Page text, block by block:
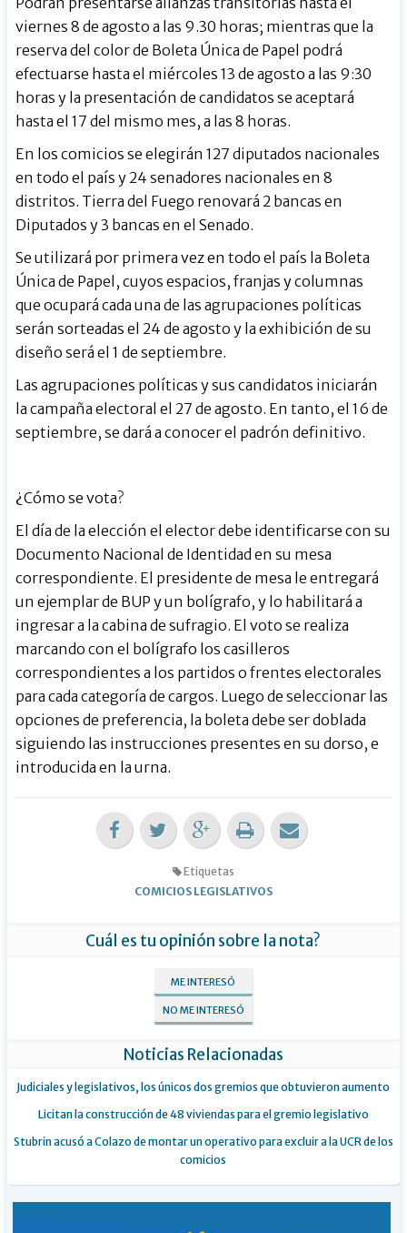
viernes 8 de agosto a las 9.30 horas; mientras que la
reserva del color de Boleta Única de Papel podrá
efectuarse hasta el miércoles 13 de agosto a las 9:30
horas y la presentación de candidatos se aceptará
hasta el 17 del mismo mes, a las 8 horas.
En los comicios se elegirán 127 diputados nacionales
en todo el país y 24 senadores nacionales en 8
distritos. Tierra del Fuego renovará 2 bancas en
Diputados y 3 bancas en el Senado.
Se utilizará por primera vez en todo el país la Boleta
Única de Papel, cuyos espacios, franjas y columnas
que ocupará cada una de las agrupaciones políticas
serán sorteadas el 24 de agosto y la exhibición de su
diseño será el 1 de septiembre.
Las agrupaciones políticas y sus candidatos iniciarán
la campaña electoral el 27 de agosto. En tanto, el 16 de
septiembre, se dará a conocer el padrón definitivo.
¿Cómo se vota?
El día de la elección el elector debe identificarse con su
Documento Nacional de Identidad en su mesa
correspondiente. El presidente de mesa le entregará
un ejemplar de BUP y un bolígrafo, y lo habilitará a
ingresar a la cabina de sufragio. El voto se realiza
marcando con el bolígrafo los casilleros
correspondientes a los partidos o frentes electorales
para cada categoría de cargos. Luego de seleccionar las
opciones de preferencia, la boleta debe ser doblada
siguiendo las instrucciones presentes en su dorso, e
introducida en la urna.
Etiquetas
COMICIOS LEGISLATIVOS
Cuál es tu opinión sobre la nota?
ME INTERESÓ
NO ME INTERESÓ
Noticias Relacionadas
Judiciales y legislativos, los únicos dos gremios que obtuvieron aumento
Licitan la construcción de 48 viviendas para el gremio legislativo
Stubrin acusó a Colazo de montar un operativo para excluir a la UCR de los
comicios